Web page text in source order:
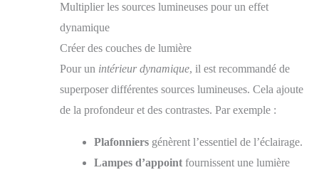
Multiplier les sources lumineuses pour un effet
dynamique
Créer des couches de lumière
Pour un intérieur dynamique, il est recommandé de
superposer différentes sources lumineuses. Cela ajoute
de la profondeur et des contrastes. Par exemple :
Plafonniers génèrent l’essentiel de l’éclairage.
Lampes d’appoint fournissent une lumière